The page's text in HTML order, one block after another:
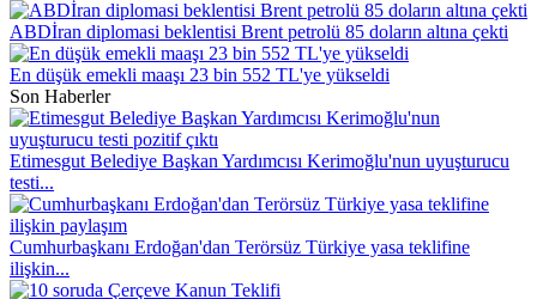
ABDİran diplomasi beklentisi Brent petrolü 85 doların altına çekti
En düşük emekli maaşı 23 bin 552 TL'ye yükseldi
Son Haberler
Etimesgut Belediye Başkan Yardımcısı Kerimoğlu'nun uyuşturucu
testi...
Cumhurbaşkanı Erdoğan'dan Terörsüz Türkiye yasa teklifine
ilişkin...